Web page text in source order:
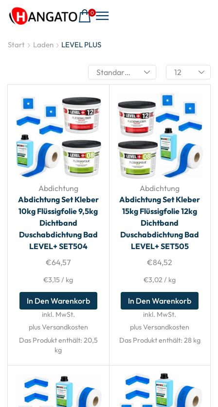
0
Start Laden LEVEL PLUS
Abdichtung
Abdichtung Set Kleber
10kg Flüssigfolie 9,5kg
Dichtband
Duschabdichtung Bad
LEVEL+ SET504
€64,57
€3,15 / kg
In Den Warenkorb
inkl. MwSt.
plus Versandkosten
Das Produkt enthält: 20,5
kg
Abdichtung
Abdichtung Set Kleber
15kg Flüssigfolie 12kg
Dichtband
Duschabdichtung Bad
LEVEL+ SET505
€84,52
€3,02 / kg
In Den Warenkorb
inkl. MwSt.
plus Versandkosten
Das Produkt enthält: 28 kg